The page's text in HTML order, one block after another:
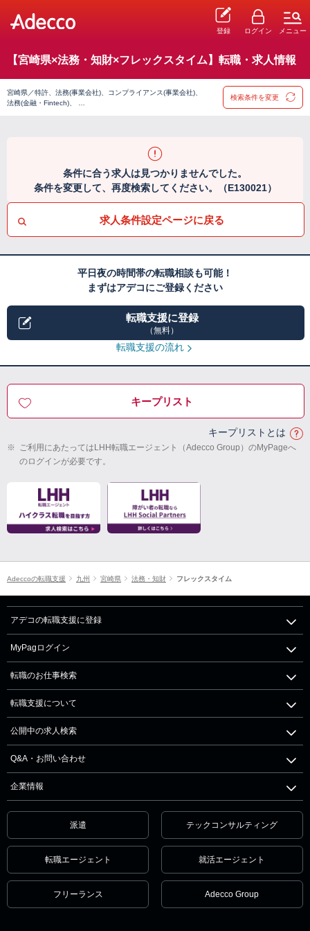
登録 ログイン メニュー
【宮崎県×法務・知財×フレックスタイム】転職・求人情報
宮崎県／特許、法務(事業会社)、コンプライアンス(事業会社)、
法務(金融・Fintech)、 …
検索条件を変更
条件に合う求人は見つかりませんでした。
条件を変更して、再度検索してください。（E130021）
求人条件設定ページに戻る
平日夜の時間帯の転職相談も可能！
まずはアデコにご登録ください
転職支援に登録
（無料）
転職支援の流れ
キープリスト
キープリストとは
※ ご利用にあたってはLHH転職エージェント（Adecco Group）のMyPageへ
のログインが必要です。
Adeccoの転職支援 九州 宮崎県 法務・知財 フレックスタイム
アデコの転職支援に登録
MyPagログイン
転職のお仕事検索
転職支援について
公開中の求人検索
Q&A・お問い合わせ
企業情報
派遣 テックコンサルティング
転職エージェント 就活エージェント
フリーランス Adecco Group